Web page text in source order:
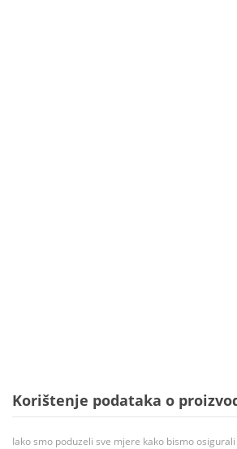
Korištenje podataka o
Iako smo poduzeli sve mjere kako bismo